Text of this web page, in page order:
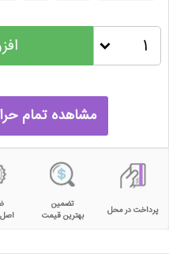
مشاهده تمام
پرداخت در محل
تضمین
بهترین قیمت
اصل